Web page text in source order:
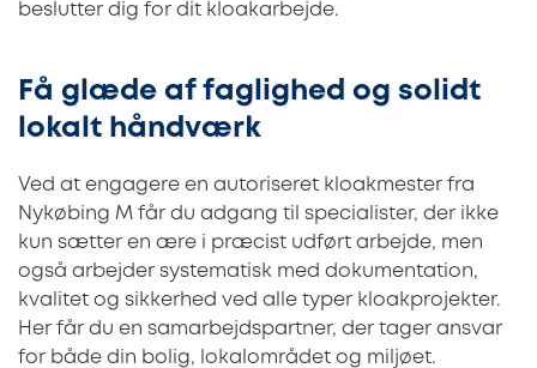
beslutter dig for dit kloakarbejde.
Få glæde af faglighed og solidt
lokalt håndværk
Ved at engagere en autoriseret kloakmester fra
Nykøbing M får du adgang til specialister, der ikke
kun sætter en ære i præcist udført arbejde, men
også arbejder systematisk med dokumentation,
kvalitet og sikkerhed ved alle typer kloakprojekter.
Her får du en samarbejdspartner, der tager ansvar
for både din bolig, lokalområdet og miljøet.